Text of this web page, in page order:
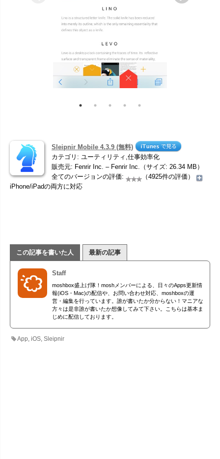
Sleipnir Mobile 4.3.9 (無料)
カテゴリ: ユーティリティ,仕事効率化
販売元: Fenrir Inc. – Fenrir Inc.（サイズ: 26.34 MB）
全てのバージョンの評価:
（4925件の評価）
iPhone/iPadの両方に対応
この記事を書いた人 最新の記事
Staff
moshbox盛上げ隊！moshメンバーによる、日々のApps更新情
報(iOS・Mac)の配信や、お問い合わせ対応、moshboxの運
営・編集を行っています。誰が書いたか分からない！マニアな
方々は是非誰が書いたか想像してみて下さい。こちらは基本ま
じめに配信しております。
App,iOS,Sleipnir